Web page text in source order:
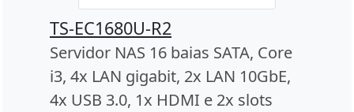
TS-EC1680U-R2
Servidor NAS 16 baias SATA, Core
i3, 4x LAN gigabit, 2x LAN 10GbE,
4x USB 3.0, 1x HDMI e 2x slots